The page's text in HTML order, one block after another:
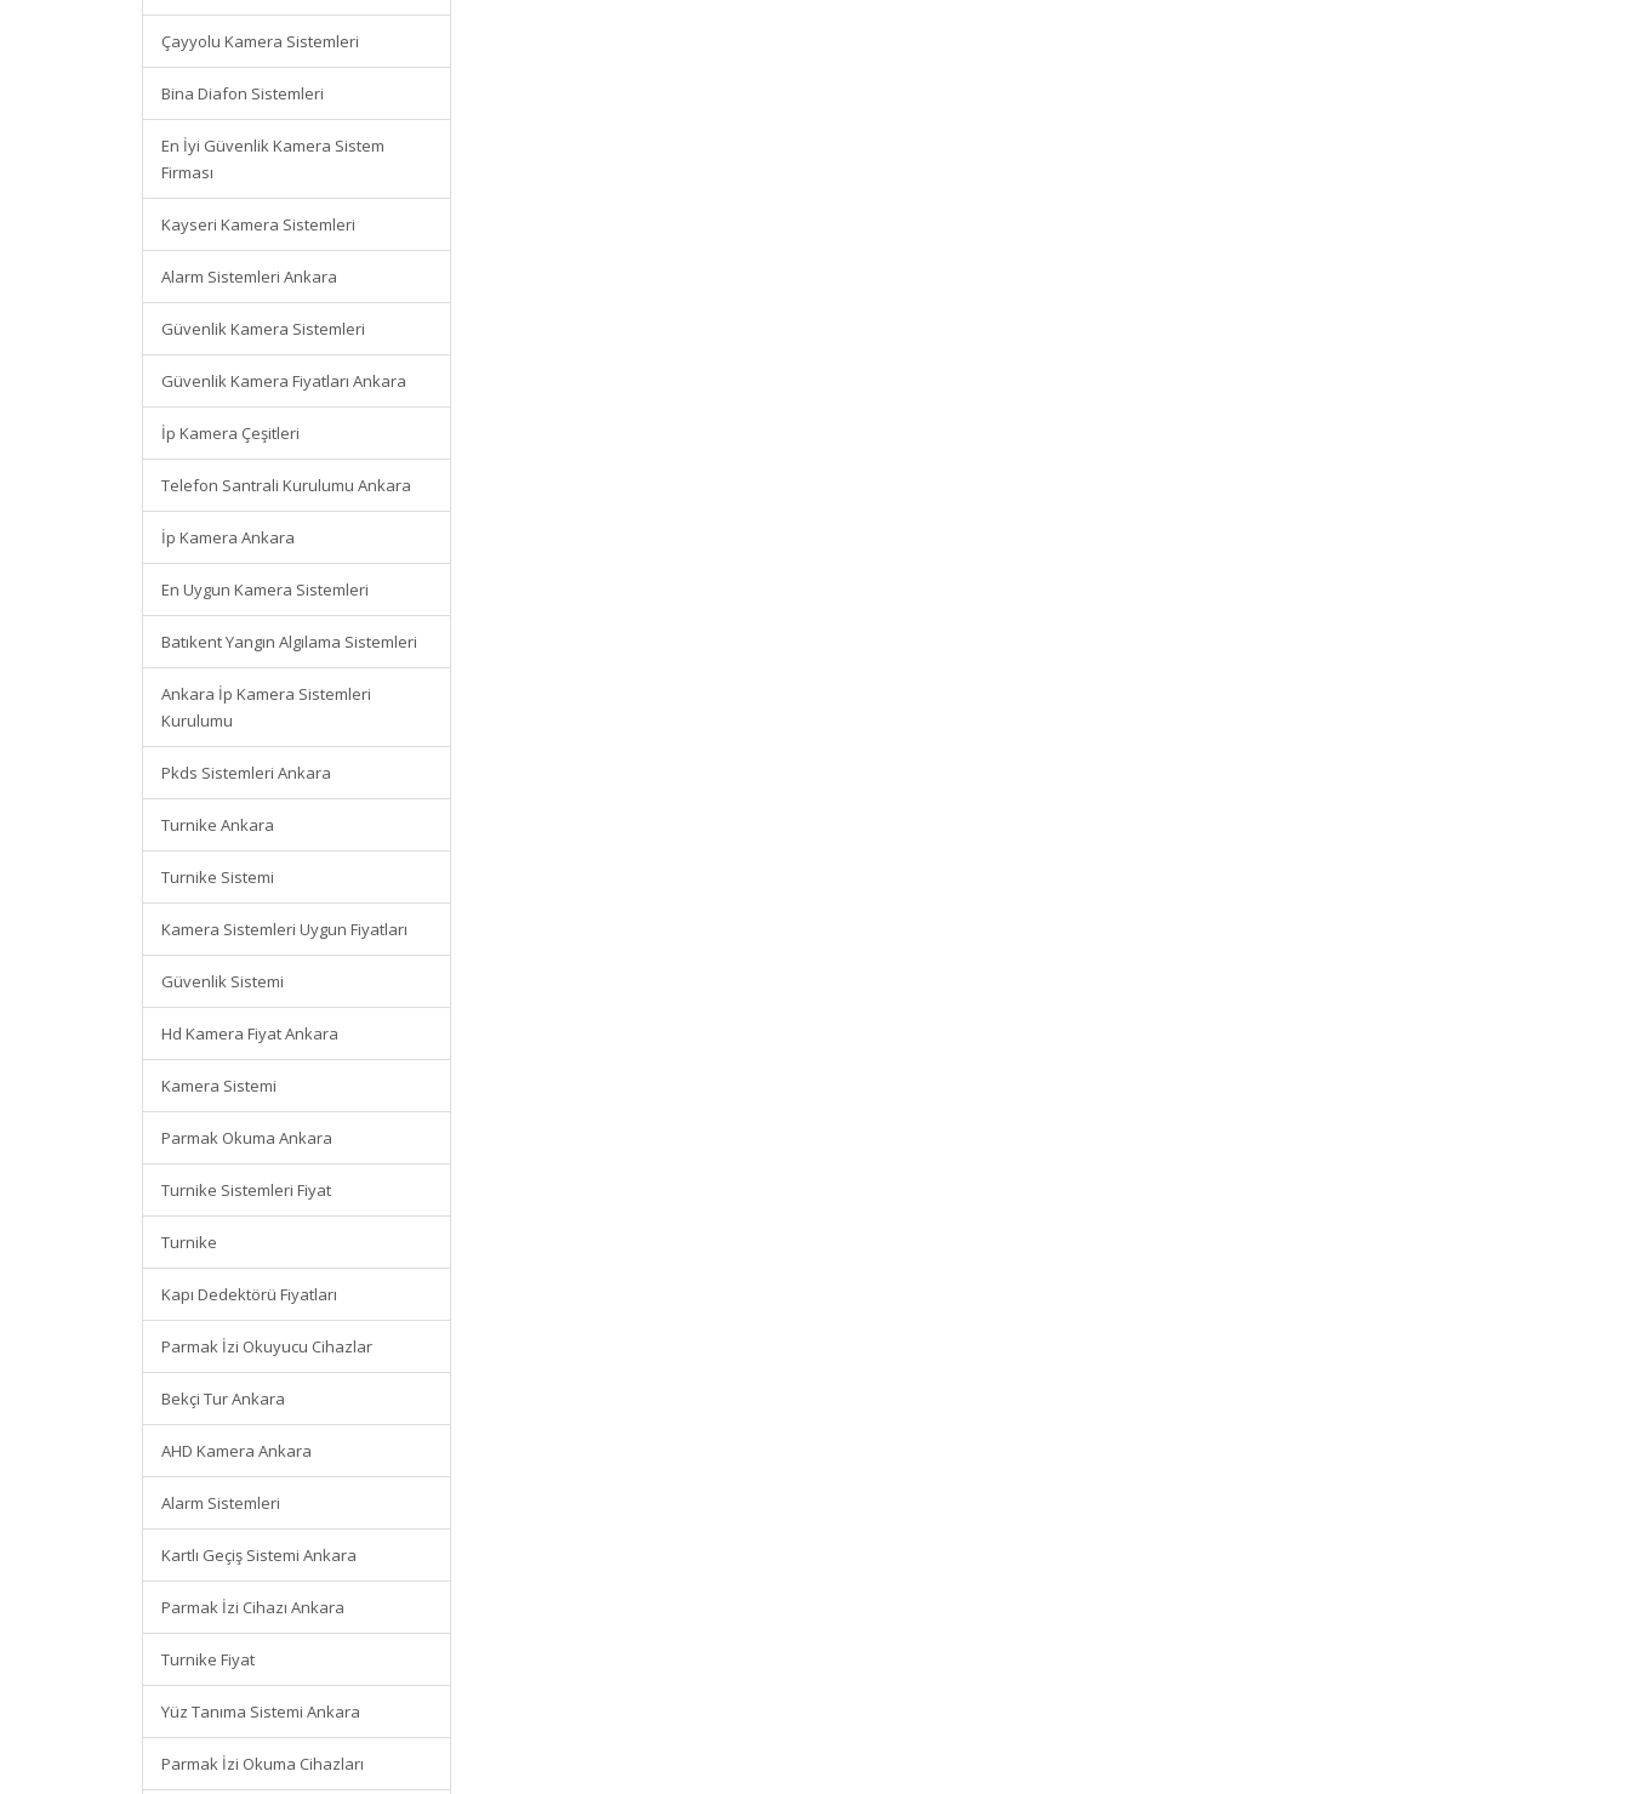
Çayyolu Kamera Sistemleri
Bina Diafon Sistemleri
En İyi Güvenlik Kamera Sistem
Firması
Kayseri Kamera Sistemleri
Alarm Sistemleri Ankara
Güvenlik Kamera Sistemleri
Güvenlik Kamera Fiyatları Ankara
İp Kamera Çeşitleri
Telefon Santrali Kurulumu Ankara
İp Kamera Ankara
En Uygun Kamera Sistemleri
Batıkent Yangın Algılama Sistemleri
Ankara İp Kamera Sistemleri
Kurulumu
Pkds Sistemleri Ankara
Turnike Ankara
Turnike Sistemi
Kamera Sistemleri Uygun Fiyatları
Güvenlik Sistemi
Hd Kamera Fiyat Ankara
Kamera Sistemi
Parmak Okuma Ankara
Turnike Sistemleri Fiyat
Turnike
Kapı Dedektörü Fiyatları
Parmak İzi Okuyucu Cihazlar
Bekçi Tur Ankara
AHD Kamera Ankara
Alarm Sistemleri
Kartlı Geçiş Sistemi Ankara
Parmak İzi Cihazı Ankara
Turnike Fiyat
Yüz Tanıma Sistemi Ankara
Parmak İzi Okuma Cihazları